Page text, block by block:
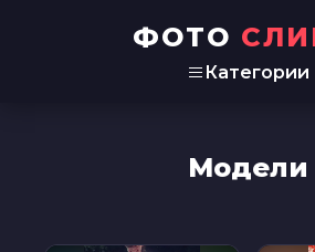
ФОТО
Категории
Модели